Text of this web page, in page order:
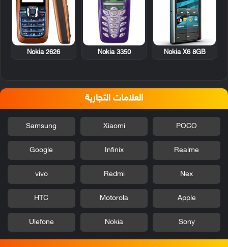
Nokia X6 8GB
Nokia 3350
Nokia 2626
العلامات التجارية
POCO
Xiaomi
Samsung
Realme
Infinix
Google
Nex
Redmi
vivo
Apple
Motorola
HTC
Sony
Nokia
Ulefone